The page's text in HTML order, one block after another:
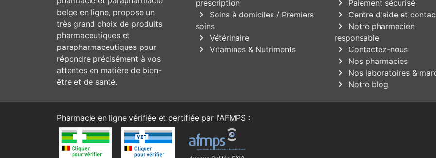
belge en ligne, propose un
très grand choix de produits
pharmaceutiques et
parapharmaceutiques pour
répondre précisément à vos
attentes en matière de bien-
être et de santé.
prescription
chevron_right
Soins à domiciles / Premiers
soins
chevron_right Vétérinaire
chevron_right Vitamines & Nutriments
chevron_right Paiement sécurisé
chevron_right Centre d'aide et
chevron_right
Notre pharmacien
responsable
chevron_right Contactez-nous
chevron_right Nos pharmacies
chevron_right Nos laboratoires &
chevron_right Notre blog
Pharmacie en ligne vérifiée et certifiée par l'AFMPS :